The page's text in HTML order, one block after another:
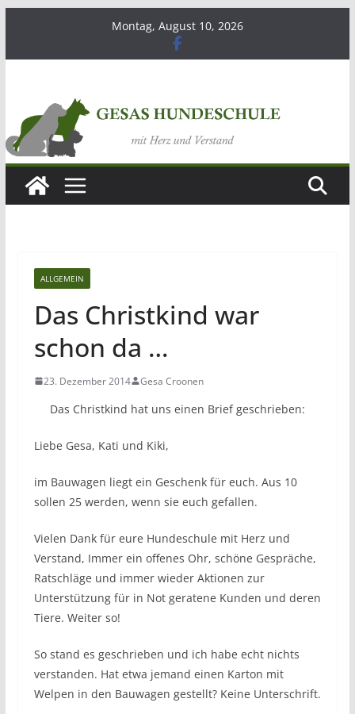
springen
Montag, August 10, 2026
ALLGEMEIN
Das Christkind war
schon da …
23. Dezember 2014 Gesa Croonen
Das Christkind hat uns einen Brief geschrieben:
Liebe Gesa, Kati und Kiki,
im Bauwagen liegt ein Geschenk für euch. Aus 10
sollen 25 werden, wenn sie euch gefallen.
Vielen Dank für eure Hundeschule mit Herz und
Verstand, Immer ein offenes Ohr, schöne Gespräche,
Ratschläge und immer wieder Aktionen zur
Unterstützung für in Not geratene Kunden und deren
Tiere. Weiter so!
So stand es geschrieben und ich habe echt nichts
verstanden. Hat etwa jemand einen Karton mit
Welpen in den Bauwagen gestellt? Keine Unterschrift.